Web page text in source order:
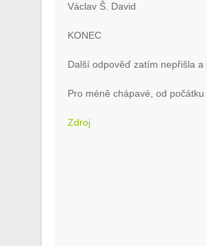
Václav Š. David
KONEC
Další odpověď zatím nepřišla a
Pro méně chápavé, od
Zdroj